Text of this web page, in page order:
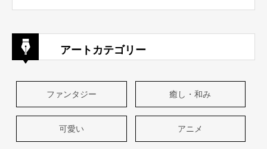
アートカテゴリー
ファンタジー 癒し・和み
可愛い アニメ